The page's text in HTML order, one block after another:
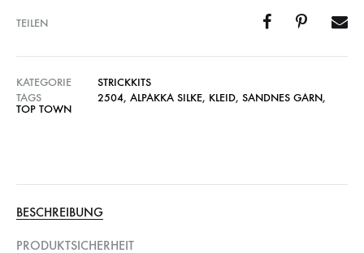
TEILEN
KATEGORIE
STRICKKITS
TAGS
2504, ALPAKKA SILKE, KLEID, SANDNES GARN,
TOP TOWN
BESCHREIBUNG
PRODUKTSICHERHEIT